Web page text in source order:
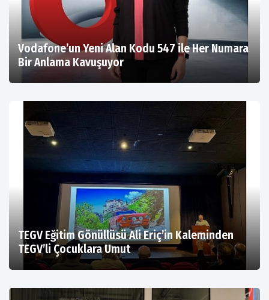
Vodafone’un Yeni Alan Kodu 547 ile Her Numara
Bir Anlama Kavuşuyor
TEGV Eğitim Gönüllüsü Ali Eriç’in Kaleminden
TEGV’li Çocuklara Umut